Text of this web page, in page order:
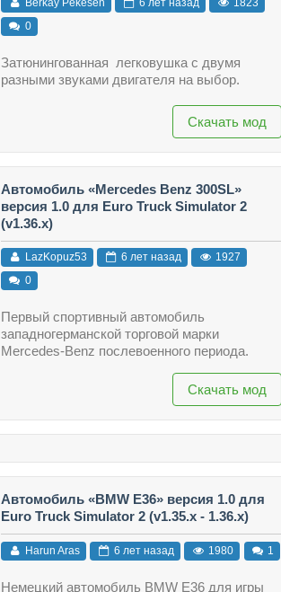
Berkay Pekesen 6 лет назад
1823
0
Затюнингованная легковушка с двумя
разными звуками двигателя на выбор.
Скачать мод
Автомобиль «Mercedes Benz 300SL»
версия 1.0 для Euro Truck Simulator 2
(v1.36.x)
LazKopuz53 6 лет назад
1927
0
Первый спортивный автомобиль
западногерманской торговой марки
Mercedes-Benz послевоенного периода.
Скачать мод
Автомобиль «BMW E36» версия 1.0 для
Euro Truck Simulator 2 (v1.35.x - 1.36.x)
Harun Aras 6 лет назад 1980 1
Немецкий автомобиль BMW E36 для игры